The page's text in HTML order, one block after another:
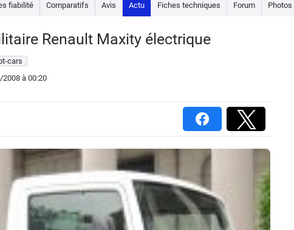
fiabilité Comparatifs Avis Actu Fiches techniques Forum Photos
Renault Maxity électrique
cars
2008à 00:20